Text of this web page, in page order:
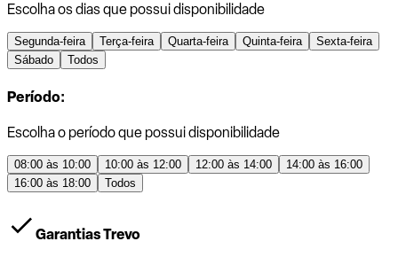
Escolha os dias que possui disponibilidade
Segunda-feira Terça-feira Quarta-feira Quinta-feira
Sexta-feira
Sábado
Todos
Período:
Escolha o período que possui disponibilidade
08:00 às 10:00 10:00 às 12:00 12:00 às 14:00
14:00 às 16:00
16:00 às 18:00
Todos
Garantias Trevo